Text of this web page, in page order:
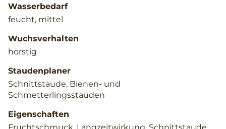
Wasserbedarf
feucht, mittel
Wuchsverhalten
horstig
Staudenplaner
Schnittstaude, Bienen- und
Schmetterlingsstauden
Eigenschaften